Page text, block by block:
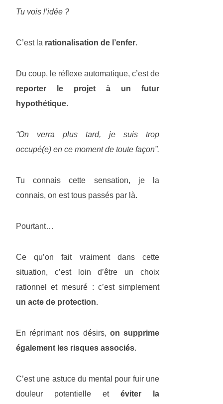
Tu vois l’idée ?
C’est la rationalisation de l’enfer.
Du coup, le réflexe automatique, c’est de
reporter le projet à un futur
hypothétique.
“On verra plus tard, je suis trop
occupé(e) en ce moment de toute façon”.
Tu connais cette sensation, je la
connais, on est tous passés par là.
Pourtant…
Ce qu’on fait vraiment dans cette
situation, c’est loin d’être un choix
rationnel et mesuré : c’est simplement
un acte de protection.
En réprimant nos désirs, on supprime
également les risques associés.
C’est une astuce du mental pour fuir une
douleur potentielle et éviter la